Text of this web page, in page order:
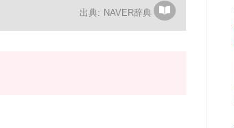
NAVER辞典